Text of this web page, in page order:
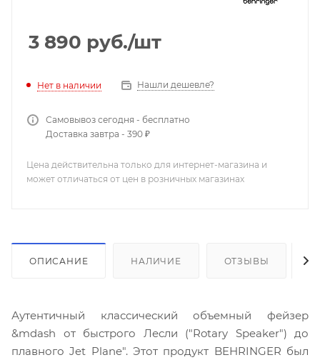
3 890 руб./шт
Нет в наличии Нашли дешевле?
Самовывоз сегодня - бесплатно
Доставка завтра - 390 ₽
Цена действительна только для интернет-магазина и
может отличаться от цен в розничных магазинах
ОПИСАНИЕ НАЛИЧИЕ ОТЗЫВЫ
Аутентичный классический объемный фейзер
&mdash от быстрого Лесли ("Rotary Speaker") до
плавного Jet Plane". Этот продукт BEHRINGER был